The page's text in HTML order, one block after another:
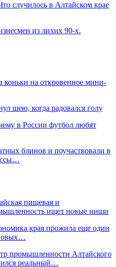
случилось в Алтайском крае
из лихих 90-х.
коньки на откровенное мини-
шею, когда радовался голу
в России футбол любят
блинов и поучаствовали в
пищевая и
ищет новые ниши
края прожила еще один
промышленности Алтайского
реальный…